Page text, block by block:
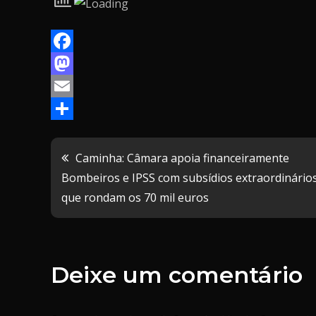
F
a
k
M
a
o
E
h
Navegação
de
Caminha: Câmara apoia financeiramente
Bombeiros e IPSS com subsídios
que rondam os 70 mil euros
Deixe um comentário